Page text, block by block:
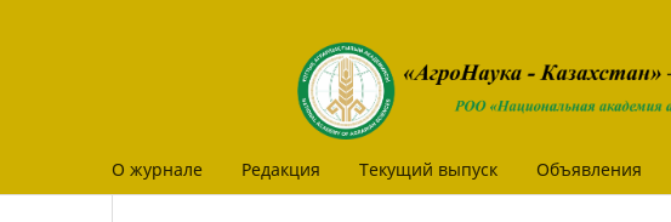
О журнале Редакция Текущий выпуск Объявления